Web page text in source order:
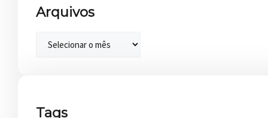
Arquivos
Tags